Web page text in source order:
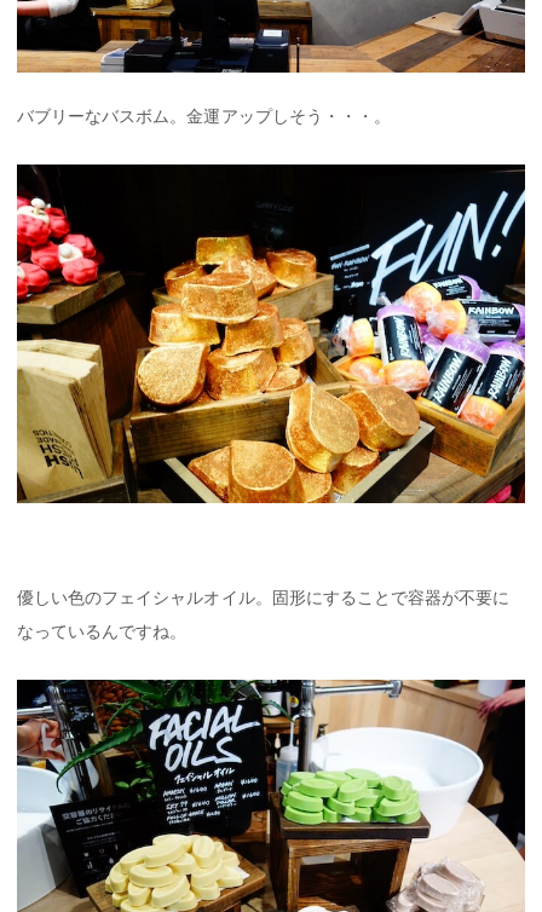
バブリーなバスボム。金運アップしそう・・・。
優しい色のフェイシャルオイル。固形にすることで容器が不要に
なっているんですね。